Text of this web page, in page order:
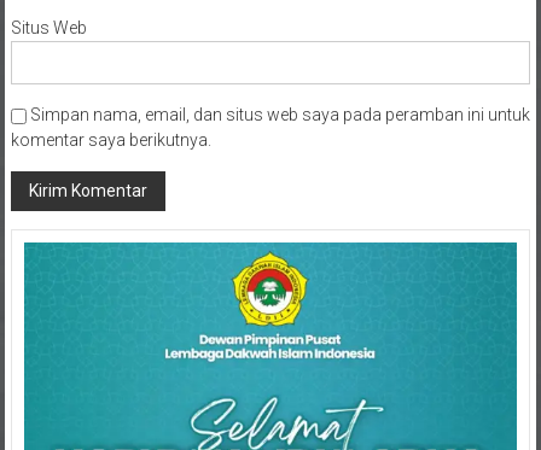
Situs Web
Simpan nama, email, dan situs web saya pada peramban ini untuk
komentar saya berikutnya.